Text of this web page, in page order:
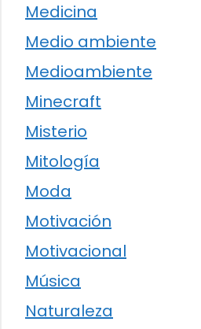
Medicina
Medio ambiente
Medioambiente
Minecraft
Misterio
Mitología
Moda
Motivación
Motivacional
Música
Naturaleza